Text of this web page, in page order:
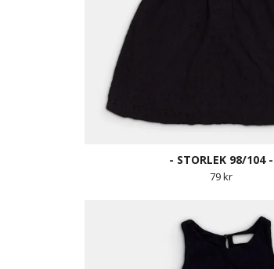
- STORLEK 98/104 -
79 kr